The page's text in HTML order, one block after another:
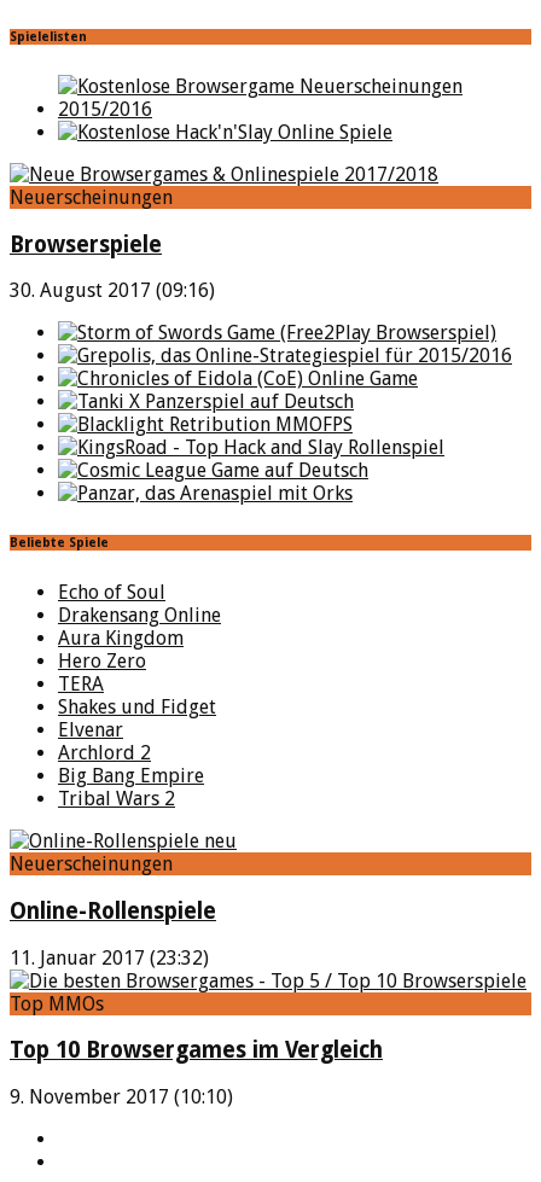
Spielelisten
Neuerscheinungen
Browserspiele
30. August 2017 (09:16)
Beliebte Spiele
Echo of Soul
Drakensang Online
Aura Kingdom
Hero Zero
TERA
Shakes und Fidget
Elvenar
Archlord 2
Big Bang Empire
Tribal Wars 2
Neuerscheinungen
Online-Rollenspiele
11. Januar 2017 (23:32)
Top MMOs
Top 10 Browsergames im Vergleich
9. November 2017 (10:10)